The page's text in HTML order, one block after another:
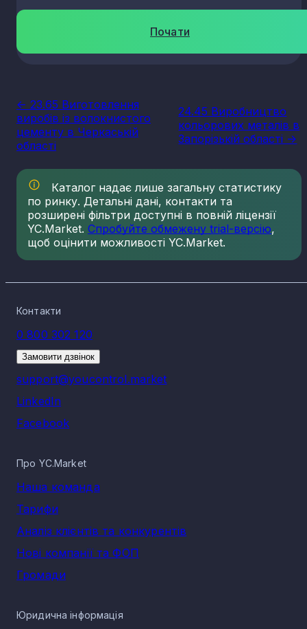
Почати
<- 23.65 Виготовлення
виробів із волокнистого
цементу в Черкаській
області
24.45 Виробництво
кольорових металів в
Запорізькій області ->
Каталог надає лише загальну статистику
по ринку. Детальні дані, контакти та
розширені фільтри доступні в повній ліцензії
YC.Market. Спробуйте обмежену trial-версію,
щоб оцінити можливості YC.Market.
Контакти
0 800 302 120
Замовити дзвінок
support@youcontrol.market
LinkedIn
Facebook
Про YC.Market
Наша команда
Тарифи
Аналіз клієнтів та конкурентів
Нові компанії та ФОП
Громади
Юридична інформація